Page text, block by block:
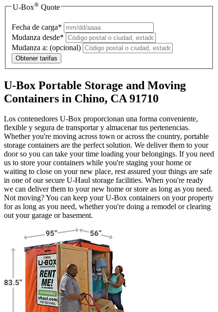
U-Box® Quote
Fecha de carga*
Mudanza desde*
Mudanza a: (opcional)
Obtener tarifas
U-Box Portable Storage and Moving
Containers in Chino, CA 91710
Los contenedores U-Box proporcionan una forma conveniente,
flexible y segura de transportar y almacenar tus pertenencias.
Whether you're moving across town or across the country, portable
storage containers are the perfect solution. We deliver them to your
door so you can take your time loading your belongings. If you need
us to store your containers while you're staging your home or
waiting to close on your new place, rest assured your things are safe
in one of our secure U-Haul storage facilities. When you're ready
we can deliver them to your new home or store as long as you need.
Not moving? You can keep yourU-Box containers on your property
for as long as you need, whether you're doing a remodel or clearing
out your garage or basement.